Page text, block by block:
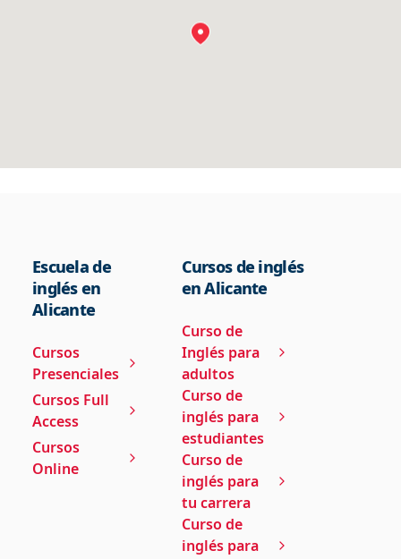
Escuela de
inglés en
Alicante
Cursos
Presenciales
Cursos Full
Access
Cursos
Online
Cursos de inglés
en Alicante
Curso de
Inglés para
adultos
Curso de
inglés para
estudiantes
Curso de
inglés para
tu carrera
Curso de
inglés para